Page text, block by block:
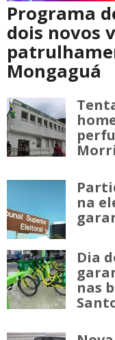
Programa
dois novos
Mongaguá
na
Dia
nas